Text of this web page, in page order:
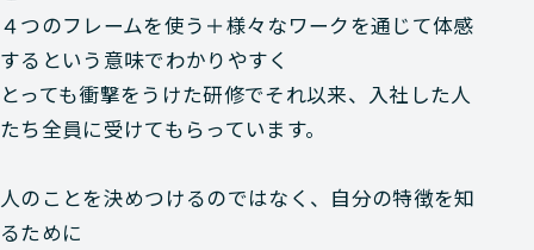
４つのフレームを使う＋様々なワークを通じて体感
するという意味でわかりやすく
とっても衝撃をうけた研修でそれ以来、入社した人
たち全員に受けてもらっています。
人のことを決めつけるのではなく、自分の特徴を知
るために